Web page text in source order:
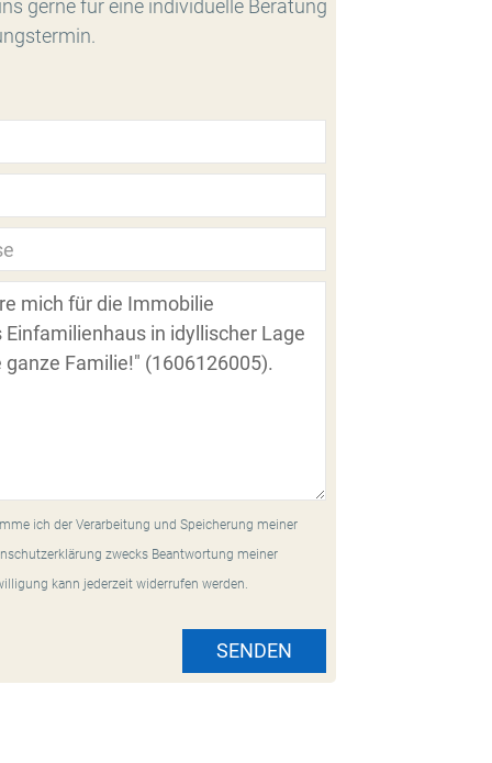
gerne für eine individuelle Beratung
ich der Verarbeitung und Speicherung meiner
zwecks Beantwortung meiner
kann jederzeit widerrufen werden.
SENDEN